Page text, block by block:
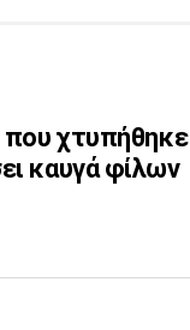
που χτυπήθηκε
καυγά φίλων